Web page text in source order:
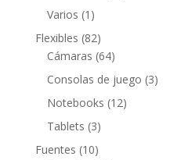
Varios 1 1
producto
Flexibles 8282
productos
Cámaras 6464
productos
Consolas de juego 33
Notebooks 1212
Tablets 33
productos
Fuentes 1010